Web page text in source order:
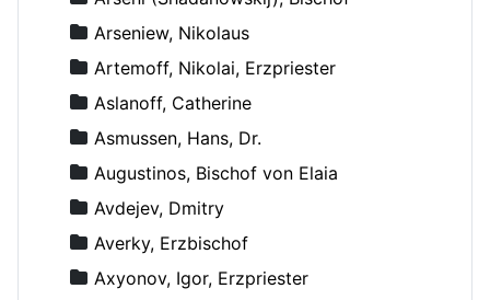
Arseniew, Nikolaus
Artemoff, Nikolai, Erzpriester
Aslanoff, Catherine
Asmussen, Hans, Dr.
Augustinos, Bischof von Elaia
Avdejev, Dmitry
Averky, Erzbischof
Axyonov, Igor, Erzpriester